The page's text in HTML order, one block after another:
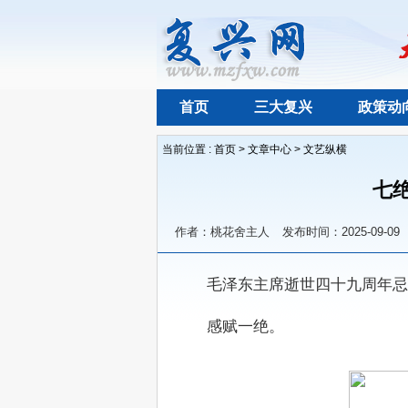
首页 三大复兴 政策动
当前位置 : 首页 > 文章中心 > 文艺纵横
七
作者：桃花舍主人 发布时间：2025-09-09
毛泽东主席逝世四十九周年忌
感赋一绝。